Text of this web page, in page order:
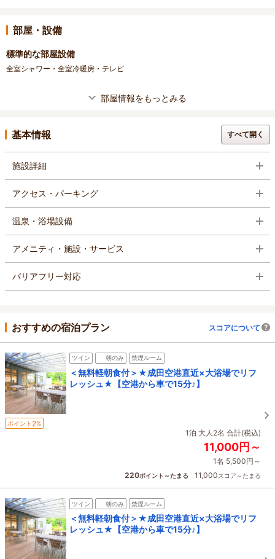
部屋・設備
標準的な部屋設備
全室シャワー・全室冷暖房・テレビ
部屋情報をもっとみる
基本情報 すべて開く
施設詳細
アクセス・パーキング
温泉・浴場設備
アメニティ・施設・サービス
バリアフリー対応
おすすめの宿泊プラン スコアについて
ツイン 朝のみ 禁煙ルーム
＜無料軽朝食付＞★成田空港直近×大浴場でリフ
レッシュ★【空港から車で15分♪】
ポイント 2%
1泊 大人2名 合計(税込)
11,000円～
1名 5,500円～
220ポイント～たまる 11,000スコア～たまる
ツイン 朝のみ 禁煙ルーム
＜無料軽朝食付＞★成田空港直近×大浴場でリフ
レッシュ★【空港から車で15分♪】